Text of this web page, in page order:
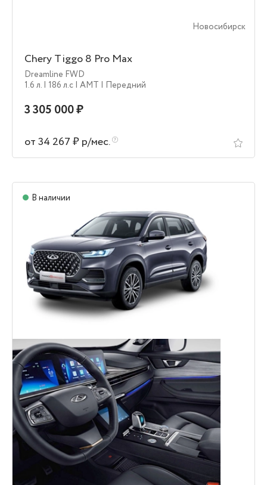
Новосибирск
Chery Tiggo 8 Pro Max
Dreamline FWD
1.6 л. | 186 л.c | AMT | Передний
3 305 000 ₽
от 34 267 ₽ р/мес.
В наличии